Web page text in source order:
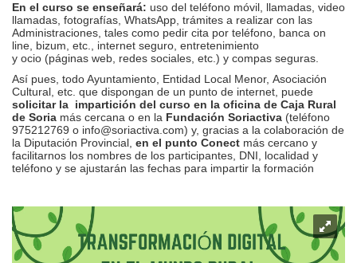
En el curso se enseñará: uso del teléfono móvil, llamadas, video
llamadas, fotografías, WhatsApp, trámites a realizar con las
Administraciones, tales como pedir cita por teléfono, banca on
line, bizum, etc., internet seguro, entretenimiento
y ocio (páginas web, redes sociales, etc.) y compas seguras.
Así pues, todo Ayuntamiento, Entidad Local Menor, Asociación
Cultural, etc. que dispongan de un punto de internet, puede
solicitar la impartición del curso en la oficina de Caja Rural
de Soria más cercana o en la Fundación Soriactiva (teléfono
975212769 o info@soriactiva.com) y, gracias a la colaboración de
la Diputación Provincial, en el punto Conect más cercano y
facilitarnos los nombres de los participantes, DNI, localidad y
teléfono y se ajustarán las fechas para impartir la formación